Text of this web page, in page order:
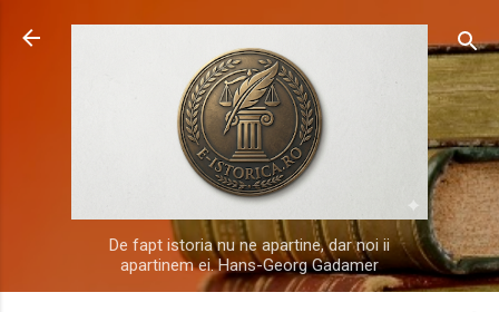
Treceți la conținutul principal
De fapt istoria nu ne apartine, dar noi ii
apartinem ei. Hans-Georg Gadamer